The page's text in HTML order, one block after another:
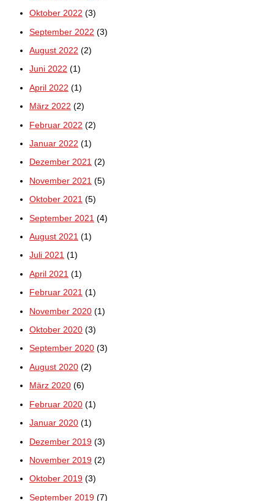
Oktober 2022 (3)
September 2022 (3)
August 2022 (2)
Juni 2022 (1)
April 2022 (1)
März 2022 (2)
Februar 2022 (2)
Januar 2022 (1)
Dezember 2021 (2)
November 2021 (5)
Oktober 2021 (5)
September 2021 (4)
August 2021 (1)
Juli 2021 (1)
April 2021 (1)
Februar 2021 (1)
November 2020 (1)
Oktober 2020 (3)
September 2020 (3)
August 2020 (2)
März 2020 (6)
Februar 2020 (1)
Januar 2020 (1)
Dezember 2019 (3)
November 2019 (2)
Oktober 2019 (3)
September 2019 (7)